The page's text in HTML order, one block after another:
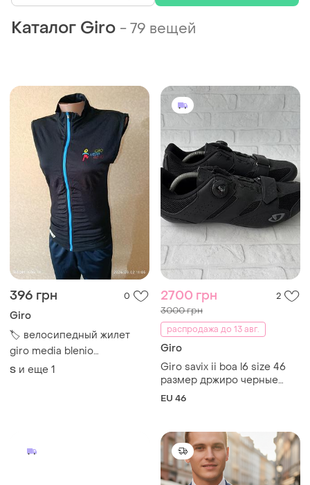
Каталог Giro -79 вещей
396 грн 0
Giro
🏷️ велосипедный жилет
giro media blenio
(витрозащитный), женский,
р.s/m
S и еще 1
2700 грн 2
3000 грн
распродажа до 13 авг.
Giro
Giro savix ii boa l6 size 46
размер држиро черные
велотуфли вело-
оригинал
EU 46